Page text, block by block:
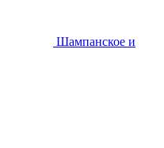
Шампанское и